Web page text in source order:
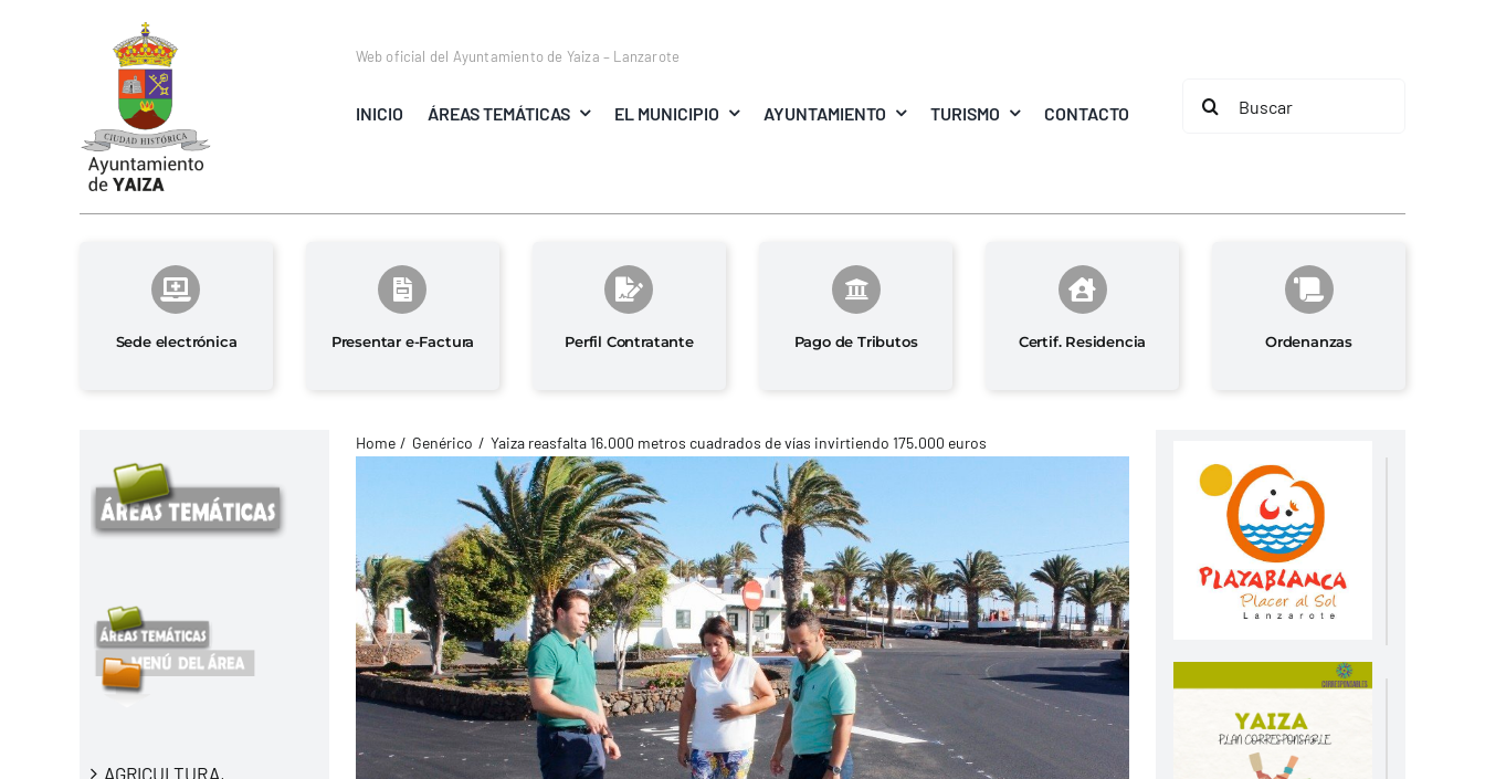
Web oficial del Ayuntamiento de Yaiza – Lanzarote
INICIO ÁREAS TEMÁTICAS EL MUNICIPIO AYUNTAMIENTO TURISMO CONTACTO
Buscar:
Sede electrónica Presentar e-Factura Perfil Contratante Pago de Tributos Certif. Residencia Ordenanzas
AGRICULTURA,
Home Genérico Yaiza reasfalta 16.000 metros cuadrados de vías invirtiendo 175.000 euros